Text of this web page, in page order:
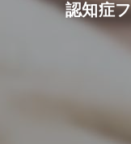
認知症